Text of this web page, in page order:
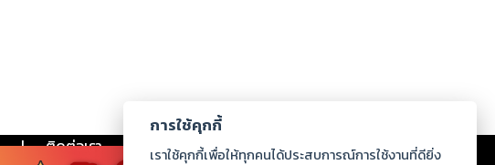
| ติดต่อเรา ร่วมงานกับเรา ดาวน์โหลด
การใช้คุกกี้
เราใช้คุกกี้เพื่อให้ทุกคนได้ประสบการณ์การใช้งานที่ดียิ่ง